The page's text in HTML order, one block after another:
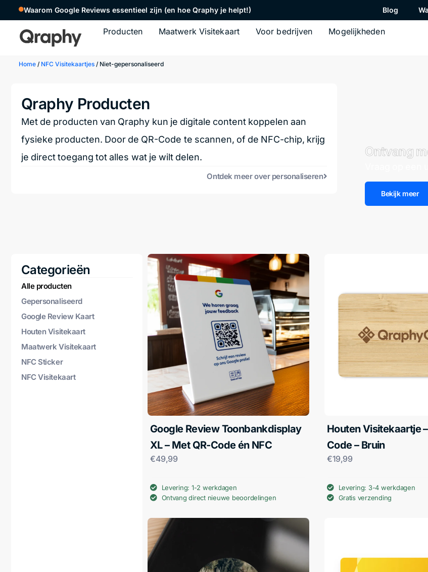
Waarom Google Reviews essentieel zijn (en hoe Qraphy je helpt!) Blog
Producten Maatwerk Visitekaart Voor bedrijven Mogelijkheden
Home / NFC Visitekaartjes / Niet-gepersonaliseerd
Qraphy Producten
Met de producten van Qraphy kun je digitale content koppelen aan
fysieke producten. Door de QR-Code te scannen, of de NFC-chip, krijg
je direct toegang tot alles wat je wilt delen.
Ontdek meer over personaliseren
Ontvang
Bekijk meer
Categorieën
Gepersonaliseerd
Google Review Kaart
Houten Visitekaart
Maatwerk Visitekaart
NFC Sticker
NFC Visitekaart
Alle producten
Google Review Toonbankdisplay
XL – Met QR-Code én NFC
€49,99
Levering: 1-2 werkdagen
Ontvang direct nieuwe beoordelingen
Houten Visitekaartje
Code – Bruin
€19,99
Levering: 3-4 werkdagen
Gratis verzending